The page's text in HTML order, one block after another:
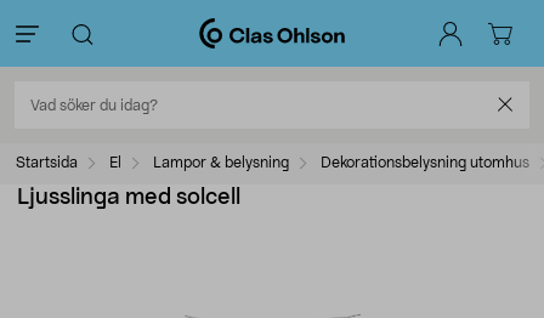
Startsida El Lampor & belysning Dekorationsbelysning utomhus
Ljusslinga med solcell